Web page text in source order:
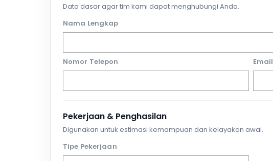
Data dasar agar tim kami dapat menghubungi Anda.
Nama Lengkap
Nomor Telepon Email
Pekerjaan & Penghasilan
Digunakan untuk estimasi kemampuan dan kelayakan awal.
Tipe Pekerjaan